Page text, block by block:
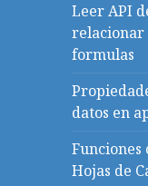
Leer API
relacionar
formulas
datos en
Funciones
Hojas de